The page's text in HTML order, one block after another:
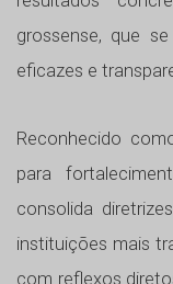
grossense, que
eficazes e
Reconhecido
para
consolida
instituições mais
com reflexos